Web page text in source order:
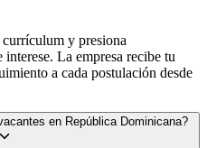
y presiona
La empresa recibe tu
a cada postulación desde
en República Dominicana?